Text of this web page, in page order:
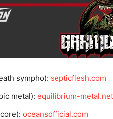
sympho): septicflesh.com
metal): equilibrium-metal.net
oceansofficial.com